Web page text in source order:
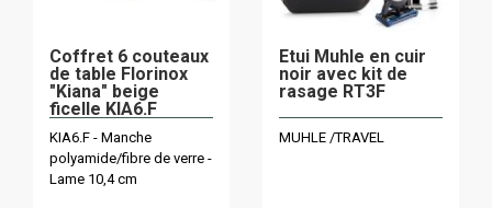
Coffret 6 couteaux
de table Florinox
"Kiana" beige
ficelle KIA6.F
KIA6.F - Manche
polyamide/fibre de verre -
Lame 10,4 cm
Etui Muhle en cuir
noir avec kit de
rasage RT3F
MUHLE /TRAVEL